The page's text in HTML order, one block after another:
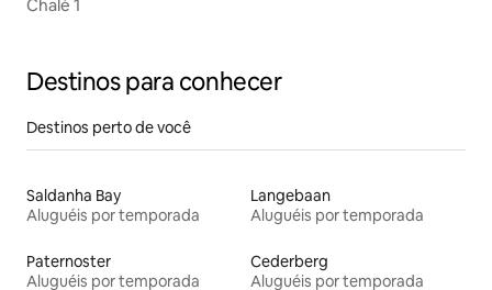
Chalé 1
Destinos para conhecer
Destinos perto de você
Saldanha Bay
Aluguéis por temporada
Langebaan
Aluguéis por temporada
Paternoster
Aluguéis por temporada
Cederberg
Aluguéis por temporada